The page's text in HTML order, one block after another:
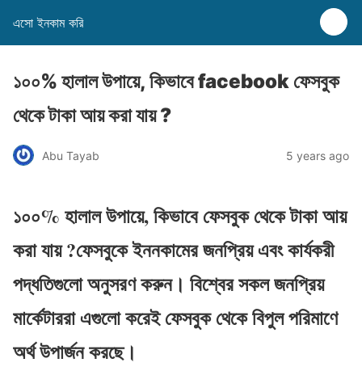
এসো ইনকাম করি
১০০% হালাল উপায়ে, কিভাবে facebook ফেসবুক
থেকে টাকা আয় করা যায় ?
Abu Tayab 5 years ago
১০০% হালাল উপায়ে, কিভাবে ফেসবুক থেকে টাকা আয়
করা যায় ?ফেসবুকে ইননকামের জনপ্রিয় এবং কার্যকরী
পদ্ধতিগুলো অনুসরণ করুন। বিশ্বের সকল জনপ্রিয়
মার্কেটাররা এগুলো করেই ফেসবুক থেকে বিপুল পরিমাণে
অর্থ উপার্জন করছে।